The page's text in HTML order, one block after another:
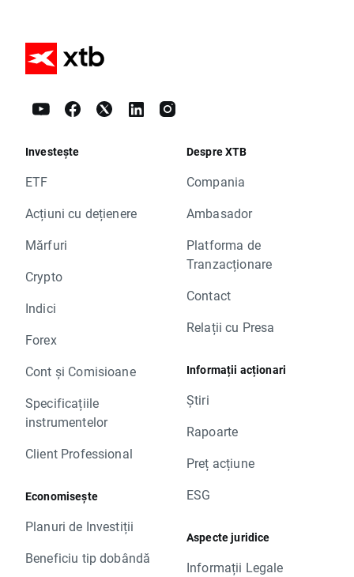
Investește
ETF
Acțiuni cu dețienere
Mărfuri
Crypto
Indici
Forex
Cont și Comisioane
Specificațiile
instrumentelor
Client Professional
Economisește
Planuri de Investiții
Beneficiu tip dobândă
Despre XTB
Compania
Ambasador
Platforma de
Tranzacționare
Contact
Relații cu Presa
Informații acționari
Știri
Rapoarte
Preț acțiune
ESG
Aspecte juridice
Informații Legale